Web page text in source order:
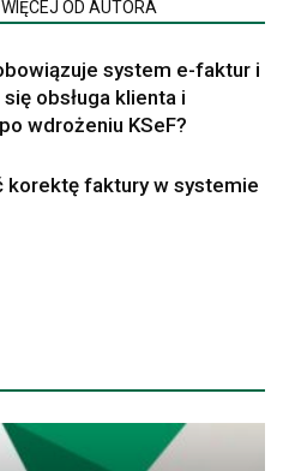
WIĘCEJ OD AUTORA
system e-faktur i
obsługa klienta i
wdrożeniu KSeF?
korektę faktury w systemie